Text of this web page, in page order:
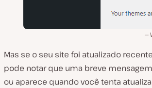
Mas se o seu site foi atualizado
pode notar que uma breve
ou aparece quando você tenta